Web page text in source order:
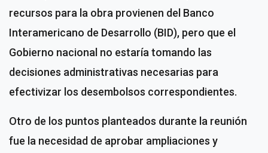
recursos para la obra provienen del Banco
Interamericano de Desarrollo (BID), pero que el
Gobierno nacional no estaría tomando las
decisiones administrativas necesarias para
efectivizar los desembolsos correspondientes.
Otro de los puntos planteados durante la reunión
fue la necesidad de aprobar ampliaciones y